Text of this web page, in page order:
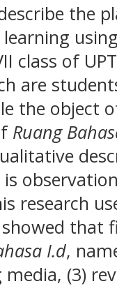
the
class of
are
the object
Ruang
research
that
I.d,
(3)